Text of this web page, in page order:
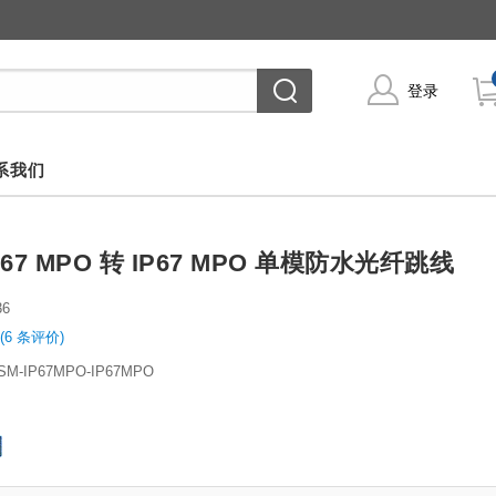
登录
我们
MPO 转 IP67 MPO 单模防水光纤跳线
(6 条评价)
IP67MPO-IP67MPO